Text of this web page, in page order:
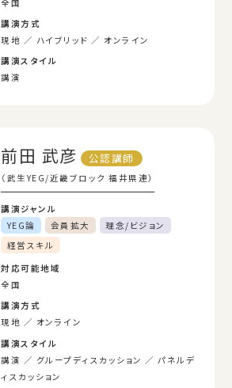
全国
講演方式
現地
ハイブリッド
オンライン
講演スタイル
講演
前田 武彦 公認講師
（武生YEG/近畿ブロック 福井県連）
講演ジャンル
YEG論
会員拡大
理念/ビジョン
経営スキル
対応可能地域
全国
講演方式
現地
オンライン
講演スタイル
講演
グループディスカッション
パネルデ
ィスカッション